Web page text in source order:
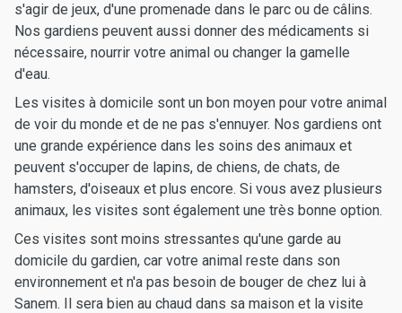
s'agir de jeux, d'une promenade dans le parc ou de câlins.
Nos gardiens peuvent aussi donner des médicaments si
nécessaire, nourrir votre animal ou changer la gamelle
d'eau.
Les visites à domicile sont un bon moyen pour votre animal
de voir du monde et de ne pas s'ennuyer. Nos gardiens ont
une grande expérience dans les soins des animaux et
peuvent s'occuper de lapins, de chiens, de chats, de
hamsters, d'oiseaux et plus encore. Si vous avez plusieurs
animaux, les visites sont également une très bonne option.
Ces visites sont moins stressantes qu'une garde au
domicile du gardien, car votre animal reste dans son
environnement et n'a pas besoin de bouger de chez lui à
Sanem. Il sera bien au chaud dans sa maison et la visite